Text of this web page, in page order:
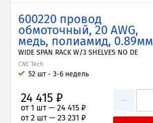
600220 провод
обмоточный, 20 AWG,
медь, полиамид, 0.89мм
WIDE SPAN RACK W/3 SHELVES NO DE
CNC Tech
52 шт - 3-6 недель
−
24 415 ₽
от 1 шт — 24 415 ₽
от 2 шт — 23 231 ₽